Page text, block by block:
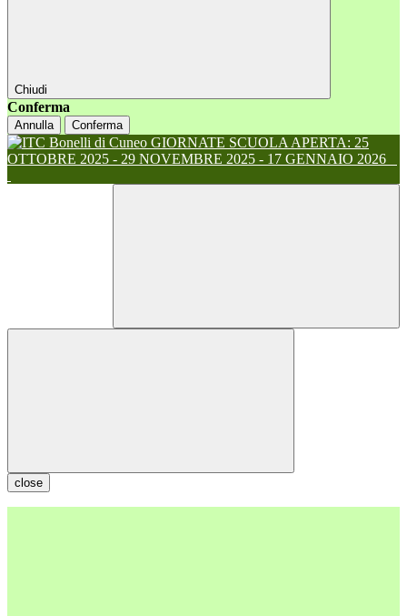
Chiudi
Conferma
Annulla Conferma
GIORNATE SCUOLA APERTA: 25
OTTOBRE 2025 - 29 NOVEMBRE 2025 - 17 GENNAIO 2026
close